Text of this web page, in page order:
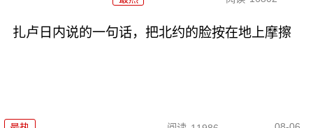
扎卢日内说的一句话，把北约的脸按在地上摩擦